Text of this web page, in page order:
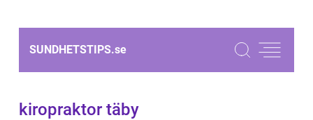
SUNDHETSTIPS.se
kiropraktor täby